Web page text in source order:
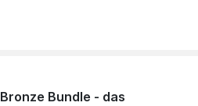
Bronze Bundle - das